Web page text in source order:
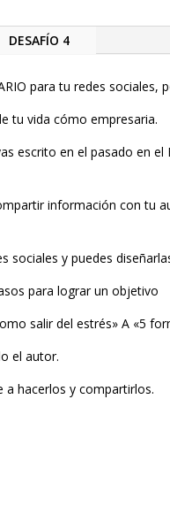
DESAFÍO 4
para tu redes sociales,
tu vida cómo empresaria.
escrito en el pasado en el
información con tu
y puedes
para lograr un objetivo
salir del estrés» A «5
el autor.
a hacerlos y compartirlos.